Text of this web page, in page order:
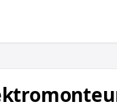
(m/